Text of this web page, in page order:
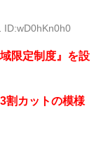
ID:wD0hKn0h0
限定制度』を設
割カットの模様